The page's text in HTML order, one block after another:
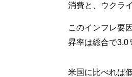
消費と、ウクラ
このインフレ要
昇率は総合で3.0
米国に比べれば